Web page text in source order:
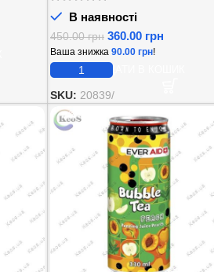
В наявності
450.00грн 360.00 грн
Ваша знижка 90.00 грн!
SKU: 20839/